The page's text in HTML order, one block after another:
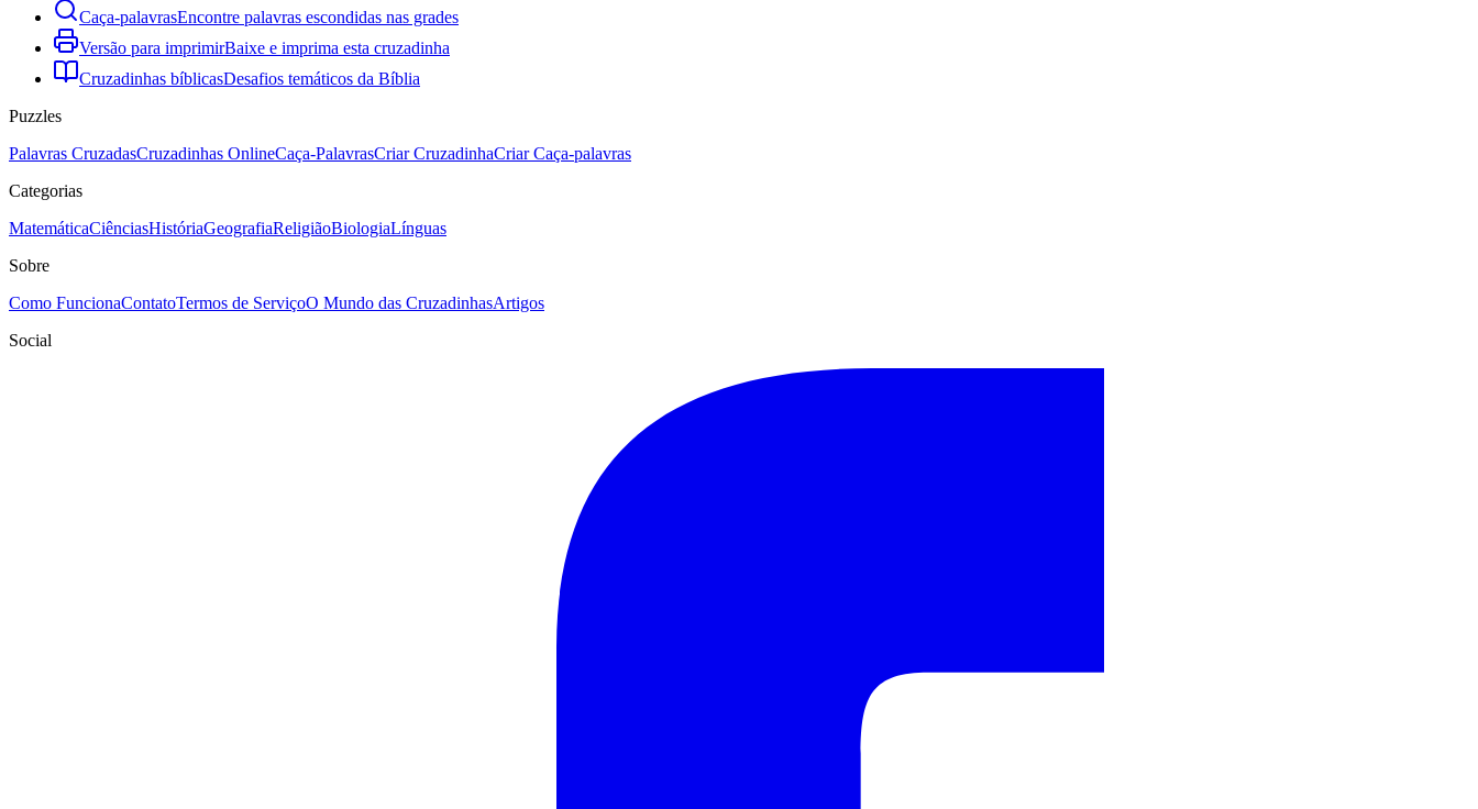
Caça-palavrasEncontre palavras escondidas nas grades
Versão para imprimirBaixe e imprima esta cruzadinha
Cruzadinhas bíblicasDesafios temáticos da Bíblia
Puzzles
Palavras CruzadasCruzadinhas OnlineCaça-PalavrasCriar CruzadinhaCriar Caça-palavras
Categorias
MatemáticaCiênciasHistóriaGeografiaReligiãoBiologiaLínguas
Sobre
Como FuncionaContatoTermos de ServiçoO Mundo das CruzadinhasArtigos
Social